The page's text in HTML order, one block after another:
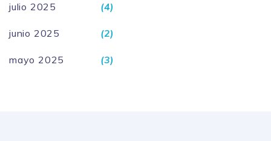
julio 2025 (4)
junio 2025 (2)
mayo 2025 (3)